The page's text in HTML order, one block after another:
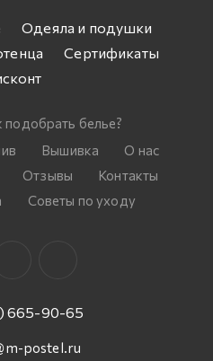
Одеяла и подушки
Сертификаты
подобрать белье?
Вышивка
О нас
Отзывы
Контакты
Советы по уходу
665-90-65
postel.ru